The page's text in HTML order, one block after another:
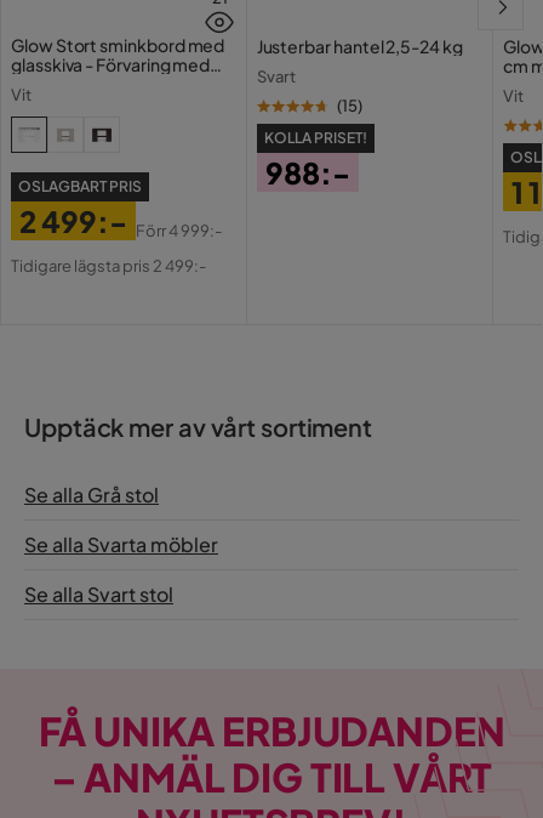
Design
tiltbart ryggstöd; 5-
Vikt 7.1 kg
Nettovikt (Kg) 7.1 Kg
Färg
Glow Stort sminkbord med
glasskiva - Förvaring med
Vit
OSLAGBART PRIS
Pris
2 499:-
Original
Förr4 999:-
Tidigare lägsta pris 2 499:-
Justerbar hantel 2,5-24 kg
Svart
(15)
KOLLA PRISET!
988:-
cm
Vit
1
Upptäck mer av vårt sortiment
Se alla Grå stol
Se alla Svarta möbler
Se alla Svart stol
FÅ UNIKA ERBJUDANDEN
– ANMÄL DIG TILL VÅRT